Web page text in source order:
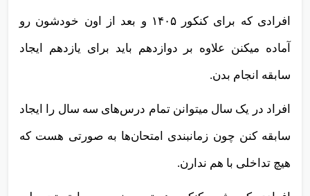
افرادی که برای کنکور ۱۴۰۵ و بعد از اون خودشون رو
آماده میکنن علاوه بر دوازدهم باید برای یازدهم ایجاد
سابقه انجام بدن.
افراد در یک سال میتوانن تمام درس‌های سه سال را ایجاد
سابقه کنن چون زمانبندی امتحان‌ها به صورتی هست که
هیچ تداخلی با هم ندارن.